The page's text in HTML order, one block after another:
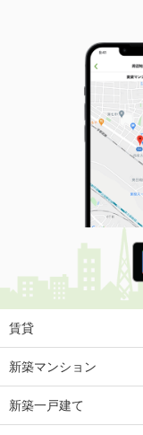
賃貸
新築マンション
新築一戸建て